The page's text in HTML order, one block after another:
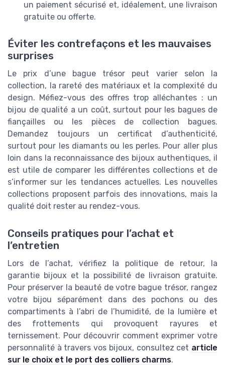
un paiement sécurisé et, idéalement, une livraison
gratuite ou offerte.
Éviter les contrefaçons et les mauvaises
surprises
Le prix d’une bague trésor peut varier selon la
collection, la rareté des matériaux et la complexité du
design. Méfiez-vous des offres trop alléchantes : un
bijou de qualité a un coût, surtout pour les bagues de
fiançailles ou les pièces de collection bagues.
Demandez toujours un certificat d’authenticité,
surtout pour les diamants ou les perles. Pour aller plus
loin dans la reconnaissance des bijoux authentiques, il
est utile de comparer les différentes collections et de
s’informer sur les tendances actuelles. Les nouvelles
collections proposent parfois des innovations, mais la
qualité doit rester au rendez-vous.
Conseils pratiques pour l’achat et
l’entretien
Lors de l’achat, vérifiez la politique de retour, la
garantie bijoux et la possibilité de livraison gratuite.
Pour préserver la beauté de votre bague trésor, rangez
votre bijou séparément dans des pochons ou des
compartiments à l’abri de l’humidité, de la lumière et
des frottements qui provoquent rayures et
ternissement. Pour découvrir comment exprimer votre
personnalité à travers vos bijoux, consultez cet article
sur le choix et le port des colliers charms.